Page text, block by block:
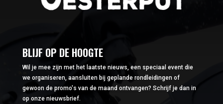
BLIJF OP DE HOOGTE
Wil je mee zijn met het laatste nieuws, een speciaal event die
we organiseren, aansluiten bij geplande rondleidingen of
gewoon de promo's van de maand ontvangen? Schrijf je dan in
op onze nieuwsbrief.